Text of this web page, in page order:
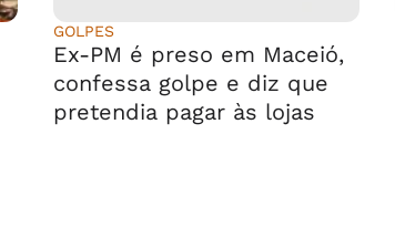
GOLPES
Ex-PM é preso em Maceió,
confessa golpe e diz que
pretendia pagar às lojas